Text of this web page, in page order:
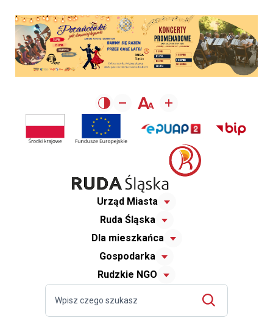
Urząd Miasta
Ruda Śląska
Dla mieszkańca
Gospodarka
Rudzkie NGO